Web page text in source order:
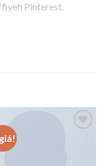
Pinterest.